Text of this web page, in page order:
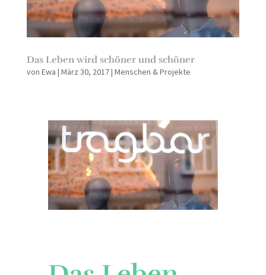
Das Leben wird schöner und schöner
von Ewa | März 30, 2017| Menschen & Projekte